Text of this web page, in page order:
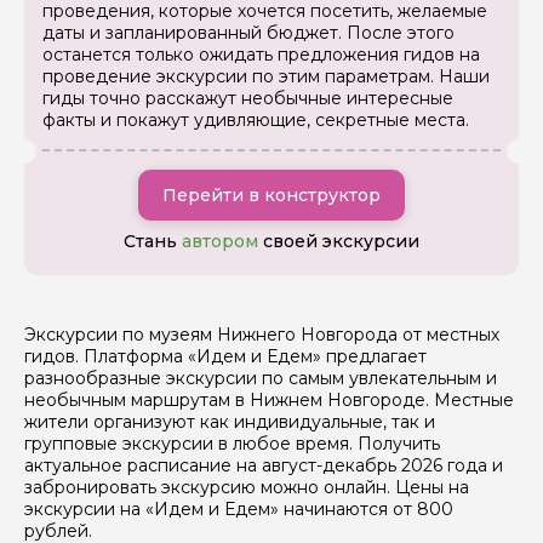
проведения, которые хочется посетить, желаемые
даты и запланированный бюджет. После этого
останется только ожидать предложения гидов на
проведение экскурсии по этим параметрам. Наши
гиды точно расскажут необычные интересные
факты и покажут удивляющие, секретные места.
Перейти в конструктор
Стань автором своей экскурсии
Экскурсии по музеям Нижнего Новгорода от местных
гидов. Платформа «Идем и Едем» предлагает
разнообразные экскурсии по самым увлекательным и
необычным маршрутам в Нижнем Новгороде. Местные
жители организуют как индивидуальные, так и
групповые экскурсии в любое время. Получить
актуальное расписание на август-декабрь 2026 года и
забронировать экскурсию можно онлайн. Цены на
экскурсии на «Идем и Едем» начинаются от 800
рублей.